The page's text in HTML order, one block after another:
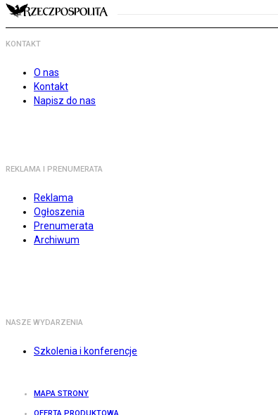
KONTAKT
O nas
Kontakt
Napisz do nas
REKLAMA I PRENUMERATA
Reklama
Ogłoszenia
Prenumerata
Archiwum
NASZE WYDARZENIA
Szkolenia i konferencje
MAPA STRONY